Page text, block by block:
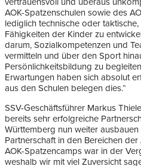
AOK-Spatzenschulen sowie des
lediglich technische oder
Fähigkeiten der Kinder zu
darum, Sozialkompetenzen und
vermitteln und über den Sport
Persönlichkeitsbildung zu
Erwartungen haben sich absolut
aus den Schulen belegen dies.“
SSV-Geschäftsführer Markus
bereits sehr erfolgreiche
Württemberg nun weiter
Partnerschaft in den Bereichen
AOK-Spatzencamps war in der
weshalb wir mit viel Zuversicht